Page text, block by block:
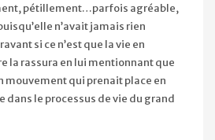
pétillement…parfois agréable,
n’avait jamais rien
si ce n’est que la vie en
la rassura en lui mentionnant que
mouvement qui prenait place en
dans le processus de vie du grand